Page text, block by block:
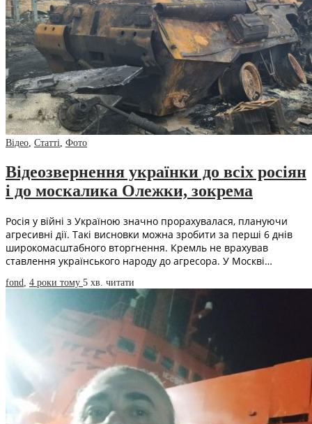
Відео, Статті, Фото
Відеозвернення українки до всіх росіян
і до москалика Олежки, зокрема
Росія у війні з Україною значно прорахувалася, плануючи
агресивні дії. Такі висновки можна зробити за перші 6 днів
широкомасштабного вторгнення. Кремль не врахував
ставлення українського народу до агресора. У Москві…
fond, 4 роки тому 5 хв. читати